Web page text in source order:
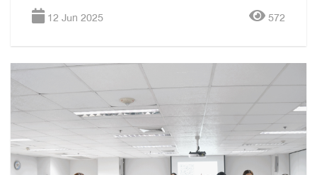
เชิดชูเกียรติ ประจำปี 2567
12 Jun 2025 572